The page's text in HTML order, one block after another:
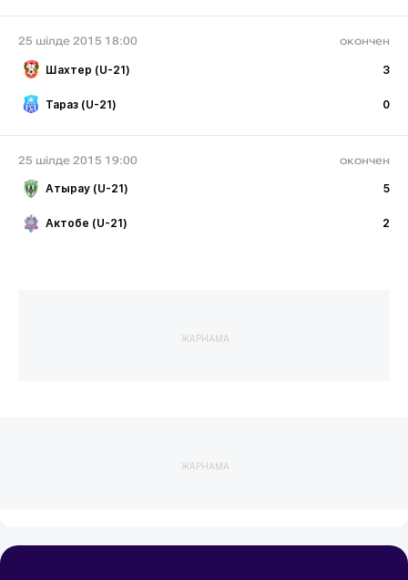
25 шілде 2015 18:00 окончен
Шахтер (U-21) 3
Тараз (U-21) 0
25 шілде 2015 19:00 окончен
Атырау (U-21) 5
Актобе (U-21) 2
ЖАРНАМА
ЖАРНАМА